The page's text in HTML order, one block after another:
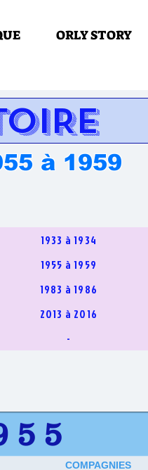
ORLY STORY
à 1959
1933 à 1934
1955 à 1959
1983 à 1986
2013 à 2016
-
5 5
COMPAGNIES